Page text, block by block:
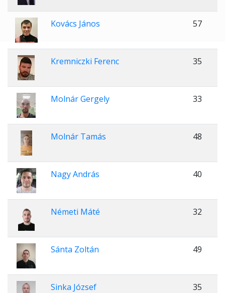
Kovács János 57
Kremniczki Ferenc 35
Molnár Gergely 33
Molnár Tamás 48
Nagy András 40
Németi Máté 32
Sánta Zoltán 49
Sinka József 35